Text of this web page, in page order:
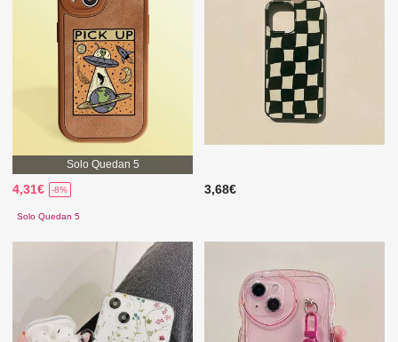
Solo Quedan 5
4,31€ -8%
Solo Quedan 5
3,68€